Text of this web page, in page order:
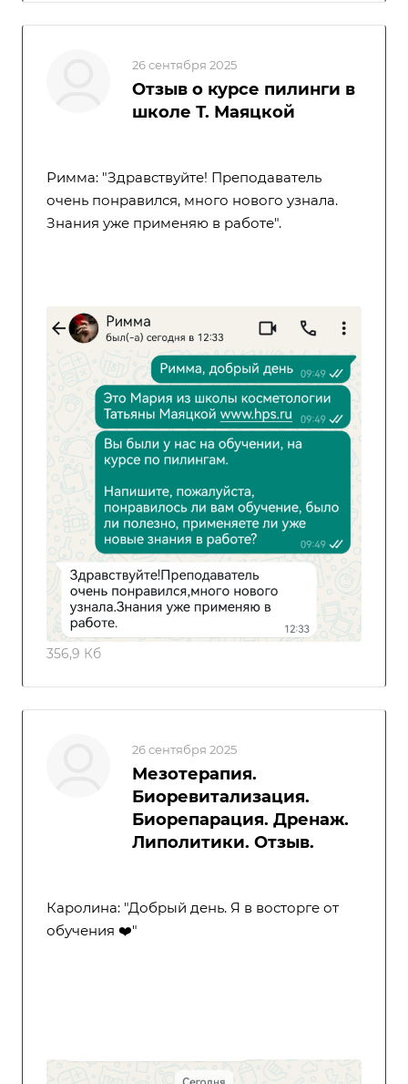
26 сентября 2025
Отзыв о курсе пилинги в
школе Т. Маяцкой
Римма: "Здравствуйте! Преподаватель
очень понравился, много нового узнала.
Знания уже применяю в работе".
356,9 Кб
26 сентября 2025
Мезотерапия.
Биоревитализация.
Биорепарация. Дренаж.
Липолитики. Отзыв.
Каролина: "Добрый день. Я в восторге от
обучения ❤️"